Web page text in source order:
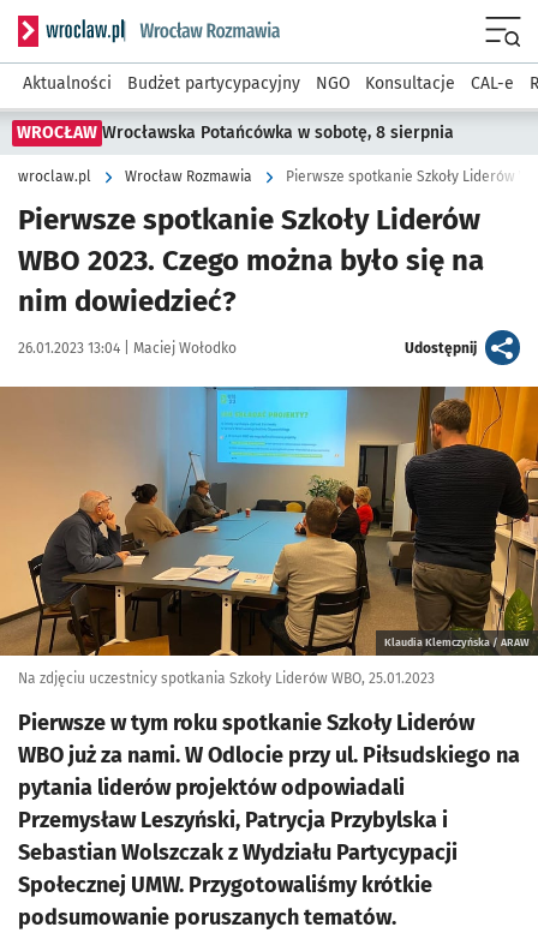
Serwis informacyjny wroclaw.pl podserwis: Rozmawia
Aktualności Budżet partycypacyjny NGO Konsultacje CAL-e
WROCŁAW Wrocławska Potańcówka w sobotę, 8 sierpnia
wroclaw.pl Wrocław Rozmawia
Pierwsze spotkanie Szkoły Liderów
WBO 2023. Czego można było się na
nim dowiedzieć?
Data publikacji:
26.01.2023 13:04 | Autor:
Maciej Wołodko Udostępnijartykuł
Klaudia Klemczyńska / ARAW
Na zdjęciu uczestnicy spotkania Szkoły Liderów WBO, 25.01.2023
Pierwsze w tym roku spotkanie Szkoły Liderów
WBO już za nami. W Odlocie przy ul. Piłsudskiego na
pytania liderów projektów odpowiadali
Przemysław Leszyński, Patrycja Przybylska i
Sebastian Wolszczak z Wydziału Partycypacji
Społecznej UMW. Przygotowaliśmy krótkie
podsumowanie poruszanych tematów.